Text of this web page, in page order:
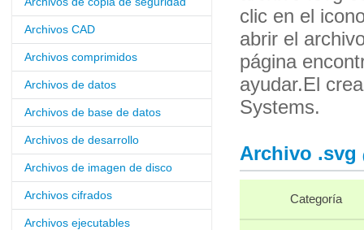
Archivos CAD
Archivos comprimidos
Archivos de datos
Archivos de base de datos
Archivos de desarrollo
Archivos de imagen de disco
Archivos cifrados
Archivos ejecutables
clic en el
abrir el
página
ayudar.El
Systems.
Archivo .svg
Categoría